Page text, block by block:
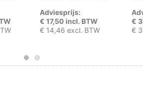
Adviesprijs:
€ 17,50 incl. BTW
€ 14,46 excl. BTW
€
€